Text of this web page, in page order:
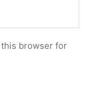
this browser for